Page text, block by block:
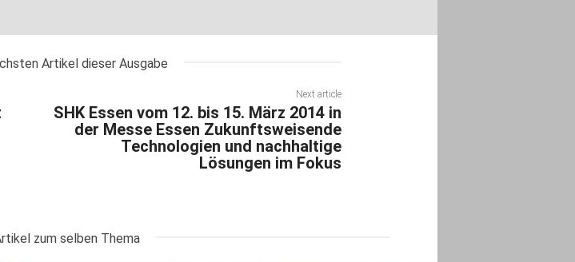
Artikel dieser Ausgabe
Next article
SHK Essen vom 12. bis 15. März 2014 in
der Messe Essen Zukunftsweisende
Technologien und nachhaltige
Lösungen im Fokus
zum selben Thema